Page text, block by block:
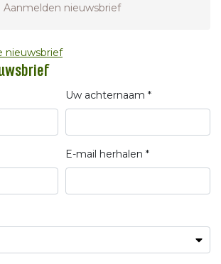
Aanmelden nieuwsbrief
nieuwsbrief
Uw achternaam *
E-mail herhalen *